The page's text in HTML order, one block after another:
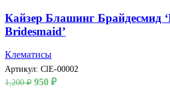
Кайзер Блашинг Брайдесмид
Bridesmaid’
Клематисы
Артикул: ClE-00002
1,200₽ Первоначальная
950 ₽Текущая